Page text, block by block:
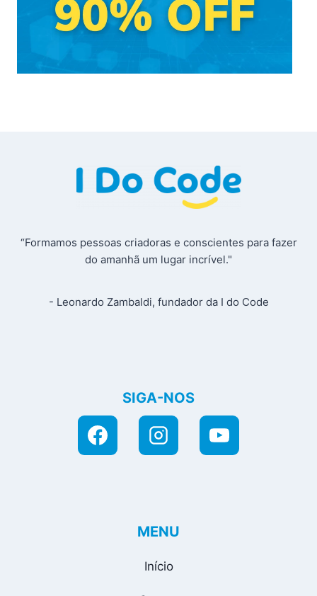
“Formamos pessoas criadoras e conscientes para fazer
do amanhã um lugar incrível."
- Leonardo Zambaldi, fundador da I do Code
SIGA-NOS
MENU
Início